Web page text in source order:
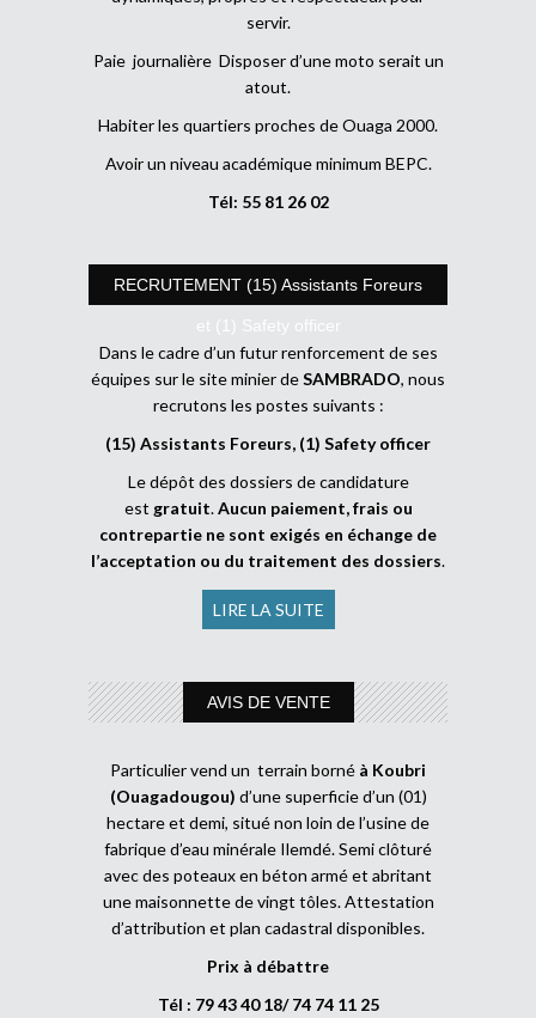
servir.
Paie journalière Disposer d’une moto serait un
atout.
Habiter les quartiers proches de Ouaga 2000.
Avoir un niveau académique minimum BEPC.
Tél: 55 81 26 02
RECRUTEMENT (15) Assistants Foreurs
et (1) Safety officer
Dans le cadre d’un futur renforcement de ses
équipes sur le site minier deSAMBRADO, nous
recrutons les postes suivants :
(15) Assistants Foreurs, (1) Safety officer
Le dépôt des dossiers de candidature
est gratuit.Aucun paiement, frais ou
contrepartie ne sont exigés en échange de
l’acceptation ou du traitement des dossiers.
LIRE LA SUITE
AVIS DE VENTE
Particulier vend un terrain borné à Koubri
(Ouagadougou) d’une superficie d’un (01)
hectare et demi, situé non loin de l’usine de
fabrique d’eau minérale Ilemdé. Semi clôturé
avec des poteaux en béton armé et abritant
une maisonnette de vingt tôles. Attestation
d’attribution et plan cadastral disponibles.
Prix à débattre
Tél : 79 43 40 18/ 74 74 11 25